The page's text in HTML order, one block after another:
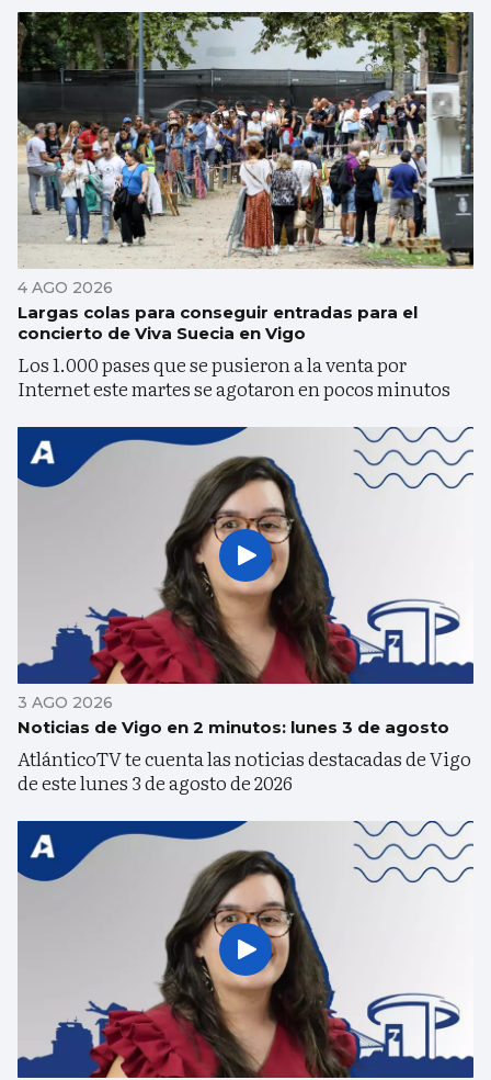
4 AGO 2026
Largas colas para conseguir entradas para el
concierto de Viva Suecia en Vigo
Los 1.000 pases que se pusieron a la venta por
Internet este martes se agotaron en pocos minutos
3 AGO 2026
Noticias de Vigo en 2 minutos: lunes 3 de agosto
AtlánticoTV te cuenta las noticias destacadas de Vigo
de este lunes 3 de agosto de 2026